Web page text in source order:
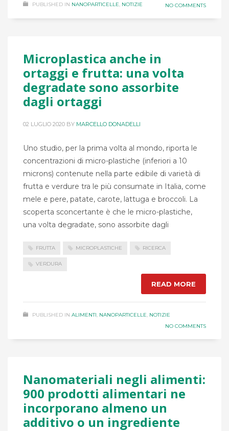
PUBLISHED IN NANOPARTICELLE, NOTIZIE NO COMMENTS
Microplastica anche in
ortaggi e frutta: una volta
degradate sono assorbite
dagli ortaggi
02 LUGLIO 2020 BY MARCELLO DONADELLI
Uno studio, per la prima volta al mondo, riporta le
concentrazioni di micro-plastiche (inferiori a 10
microns) contenute nella parte edibile di varietà di
frutta e verdure tra le più consumate in Italia, come
mele e pere, patate, carote, lattuga e broccoli. La
scoperta sconcertante è che le micro-plastiche,
una volta degradate, sono assorbite dagli
FRUTTA MICROPLASTICHE RICERCA
VERDURA
READ MORE
PUBLISHED IN ALIMENTI, NANOPARTICELLE, NOTIZIE
NO COMMENTS
Nanomateriali negli alimenti:
900 prodotti alimentari ne
incorporano almeno un
additivo o un ingrediente